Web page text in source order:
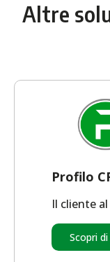
Altre
Profilo
Il cliente
Scopri